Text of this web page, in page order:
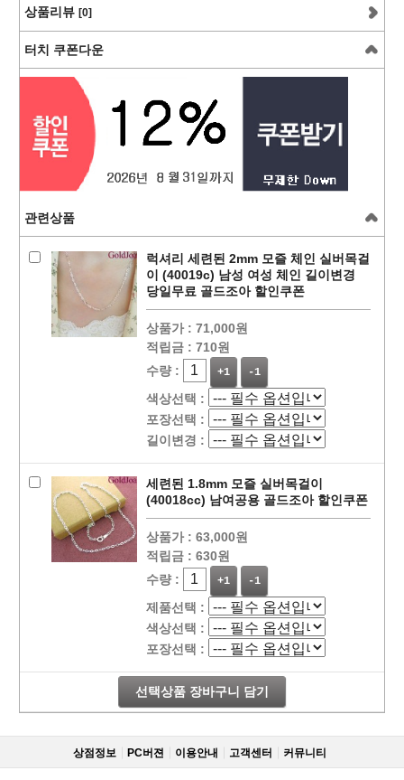
상품리뷰 [0]
터치 쿠폰다운
관련상품
럭셔리 세련된 2mm 모즐 체인 실버목걸
이 (40019c) 남성 여성 체인 길이변경
당일무료 골드조아 할인쿠폰
상품가 : 71,000원
적립금 : 710원
수량 :
+1 -1
색상선택 :
포장선택 :
길이변경 :
세련된 1.8mm 모즐 실버목걸이
(40018cc) 남여공용 골드조아 할인쿠폰
상품가 : 63,000원
적립금 : 630원
수량 :
+1 -1
제품선택 :
색상선택 :
포장선택 :
선택상품 장바구니 담기
상점정보 PC버젼 이용안내 고객센터 커뮤니티